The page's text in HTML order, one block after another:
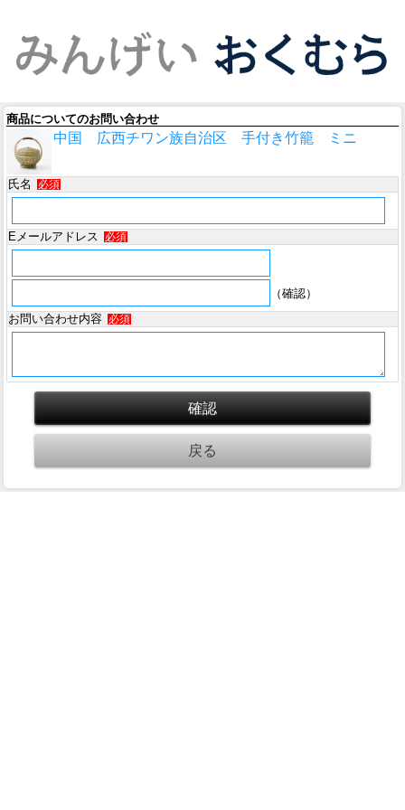
商品についてのお問い合わせ
中国 広西チワン族自治区 手付き竹籠 ミニ
氏名 必須
Eメールアドレス 必須
（確認）
お問い合わせ内容
必須